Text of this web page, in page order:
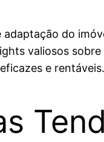
do
valiosos
e rentáveis.